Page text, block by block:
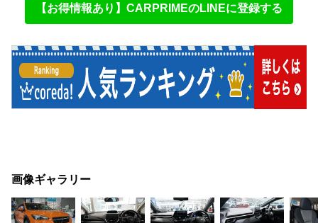
【お得情報あり】CARPRIMEのLINEに登録する
画像ギャラリー